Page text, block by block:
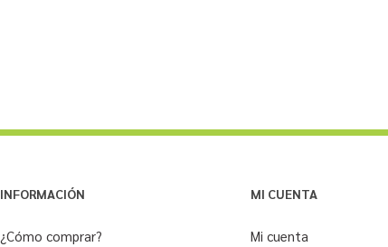
INFORMACIÓN
¿Cómo comprar?
MI CUENTA
Mi cuenta